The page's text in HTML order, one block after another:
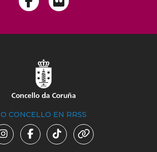
O CONCELLO EN RRSS